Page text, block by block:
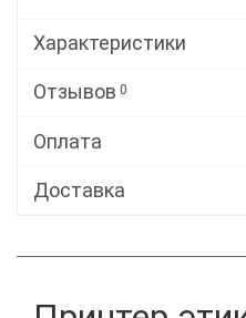
Характеристики
Отзывов 0
Оплата
Доставка